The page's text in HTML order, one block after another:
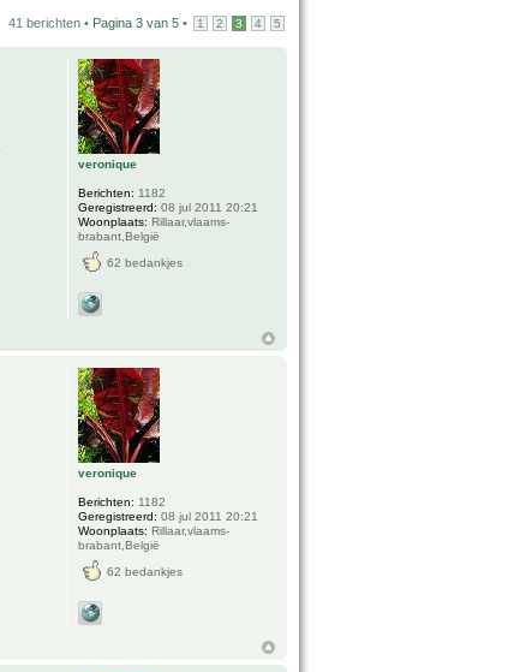
41 berichten • Pagina 3 van 5 • 1 2 3 4 5
veronique
Berichten: 1182
Geregistreerd: 08 jul 2011 20:21
Woonplaats: Rillaar,vlaams-
brabant,België
62 bedankjes
veronique
Berichten: 1182
Geregistreerd: 08 jul 2011 20:21
Woonplaats: Rillaar,vlaams-
brabant,België
62 bedankjes